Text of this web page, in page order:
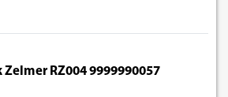
RZ004 9999990057